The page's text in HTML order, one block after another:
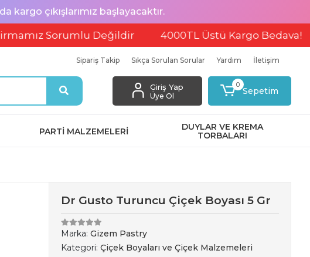
kargo çıkışlarımız başlayacaktır.
Sorumlu Değildir 4000TL Üstü Kargo Bedava!
Sipariş Takip Sıkça Sorulan Sorular Yardım İletişim
Giriş Yap
Üye Ol
0
Sepetim
PARTİ MALZEMELERİ
DUYLAR VE KREMA
TORBALARI
Dr Gusto Turuncu Çiçek Boyası 5 Gr
Marka:Gizem Pastry
Kategori:Çiçek Boyaları ve Çiçek Malzemeleri